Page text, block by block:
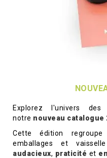
Explorez l'univers des
notre nouveau catalogue
Cette édition
emballages et
audacieux, praticité et